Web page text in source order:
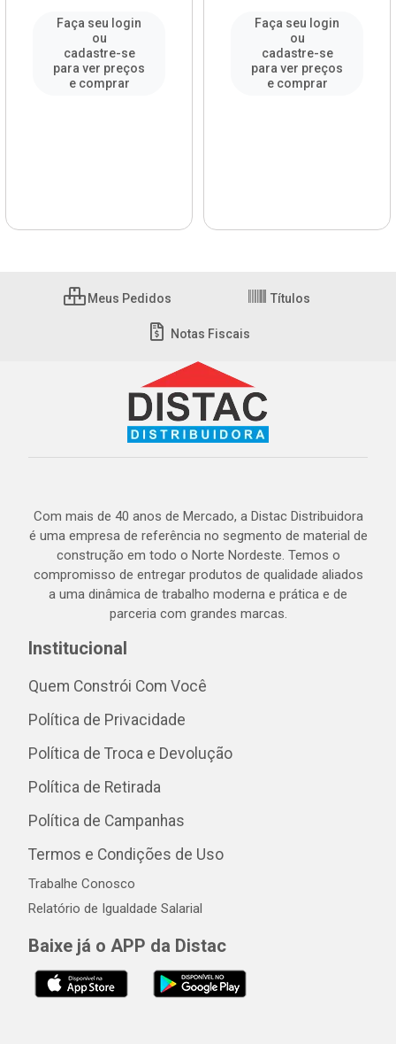
Faça seu login
ou
cadastre-se
para ver preços
e comprar
Faça seu login
ou
cadastre-se
para ver preços
e comprar
Meus Pedidos Títulos
Notas Fiscais
Com mais de 40 anos de Mercado, a Distac Distribuidora
é uma empresa de referência no segmento de material de
construção em todo o Norte Nordeste. Temos o
compromisso de entregar produtos de qualidade aliados
a uma dinâmica de trabalho moderna e prática e de
parceria com grandes marcas.
Institucional
Quem Constrói Com Você
Política de Privacidade
Política de Troca e Devolução
Política de Retirada
Política de Campanhas
Termos e Condições de Uso
Trabalhe Conosco
Relatório de Igualdade Salarial
Baixe já o APP da Distac